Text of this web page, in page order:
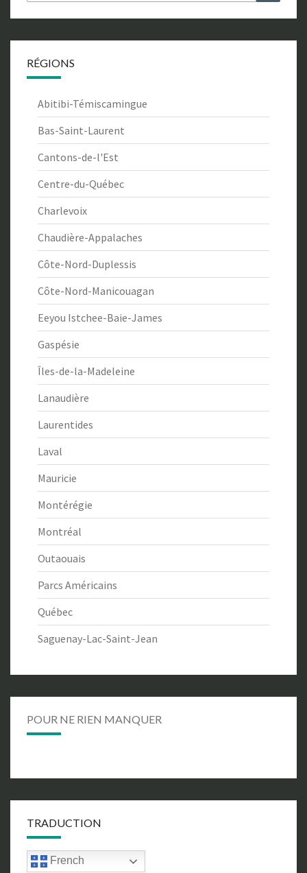
RÉGIONS
Abitibi-Témiscamingue
Bas-Saint-Laurent
Cantons-de-l'Est
Centre-du-Québec
Charlevoix
Chaudière-Appalaches
Côte-Nord-Duplessis
Côte-Nord-Manicouagan
Eeyou Istchee-Baie-James
Gaspésie
Îles-de-la-Madeleine
Lanaudière
Laurentides
Laval
Mauricie
Montérégie
Montréal
Outaouais
Parcs Américains
Québec
Saguenay-Lac-Saint-Jean
POUR NE RIEN MANQUER
TRADUCTION
French